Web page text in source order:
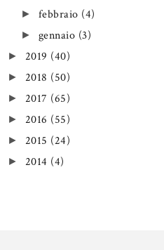
► febbraio (4)
► gennaio (3)
► 2019 (40)
► 2018 (50)
► 2017 (65)
► 2016 (55)
► 2015 (24)
► 2014 (4)